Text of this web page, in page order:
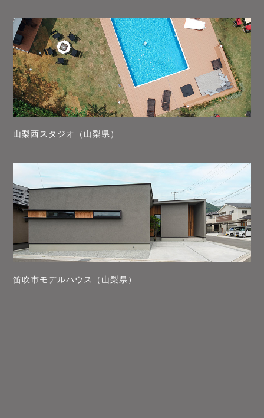
山梨西スタジオ（山梨県）
笛吹市モデルハウス（山梨県）